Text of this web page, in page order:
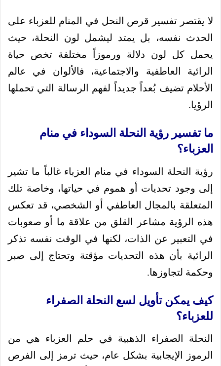
لا يقتصر تفسير قرص النحل في المنام للعزباء على
الحدث نفسه، بل يمتد ليشمل لون النحلة، حيث
يحمل كل لون دلالة ورموزاً مختلفة تخص حياة
الرائية العاطفية والاجتماعية، فالألوان في عالم
الأحلام تضيف بُعداً جديداً لفهم الرسالة التي تحملها
الرؤيا.
ما تفسير رؤية النحلة السوداء في منام
العزباء؟
رؤية النحلة السوداء في منام العزباء غالباً ما تشير
إلى وجود تحديات أو هموم في حياتها، وخاصة تلك
المتعلقة بالمجال العاطفي أو الشخصي، قد تعكس
هذه الرؤية مشاعر القلق من علاقة ما أو صعوبات
في التعبير عن الذات، لكنها في الوقت نفسه تذكر
الرائية بأن هذه التحديات مؤقتة وتحتاج إلى صبر
وحكمة لتجاوزها.
كيف يمكن تأويل لسع النحلة الصفراء
للعزباء؟
النحلة الصفراء الذهبية في حلم العزباء هي من
الرموز الإيجابية بشكل عام، حيث ترمز إلى الفرص